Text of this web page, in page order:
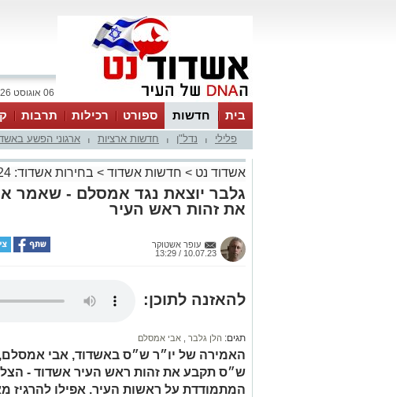
06 אוגוסט 2026 / 23:51
בית חדשות ספורט רכילות תרבות
פלילי נדל"ן חדשות ארציות ארגוני הפשע
אשדוד נט > חדשות אשדוד > בחירות אשדוד: 2024 2018 ו 2013
גלבר יוצאת נגד אמסלם -
את זהות ראש העיר
עופר אשטוקר
10.07.23 / 13:29
להאזנה לתוכן:
תגים: הלן גלבר אבי אמסלם
האמירה של יו״ר ש״ס באשדוד, אבי
ש״ס תקבע את זהות ראש העיר אשדוד -
המתמודדת על ראשות העיר. אפילו להרגיז